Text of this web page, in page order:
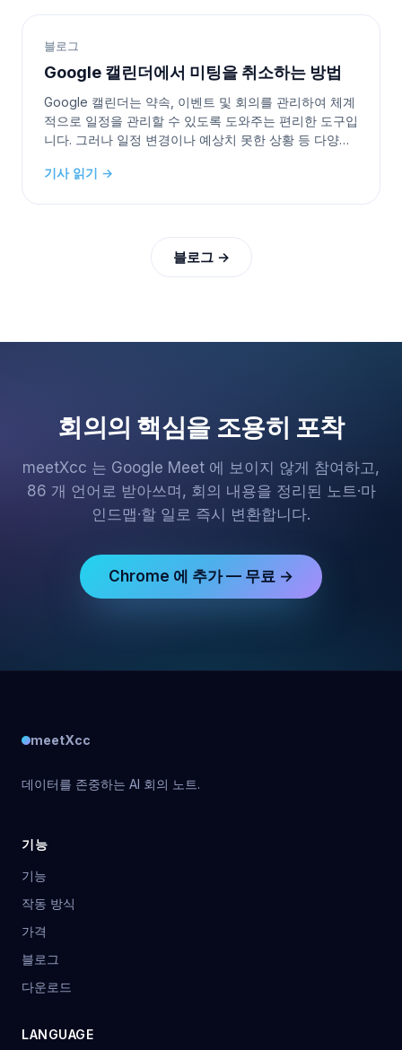
블로그
Google 캘린더에서 미팅을 취소하는 방법
Google 캘린더는 약속, 이벤트 및 회의를 관리하여 체계
적으로 일정을 관리할 수 있도록 도와주는 편리한 도구입
니다. 그러나 일정 변경이나 예상치 못한 상황 등 다양한
Google 캘린더에서 회의를 취소하는 간단한 단계를 안
기사 읽기 →
블로그 →
회의의 핵심을 조용히 포착
meetXcc 는 Google Meet 에 보이지 않게 참여하고,
86 개 언어로 받아쓰며, 회의 내용을 정리된 노트·마
인드맵·할 일로 즉시 변환합니다.
Chrome 에 추가 — 무료 →
meetXcc
데이터를 존중하는 AI 회의 노트.
기능
기능
작동 방식
가격
블로그
다운로드
LANGUAGE